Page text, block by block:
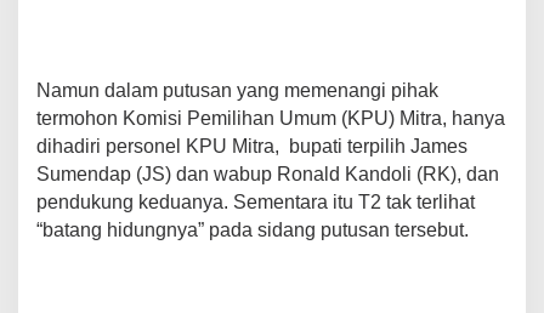
p
-
R
n
a
l
Namun dalam putusan yang memenangi pihak
termohon Komisi Pemilihan Umum (KPU) Mitra, hanya
dihadiri personel KPU Mitra, bupati terpilih James
Sumendap (JS) dan wabup Ronald Kandoli (RK), dan
pendukung keduanya. Sementara itu T2 tak terlihat
“batang hidungnya” pada sidang putusan tersebut.